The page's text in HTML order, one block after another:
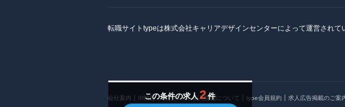
この条件の求人 2件
転職サイトtypeは株式会社キャリアデザインセンターによって運営されて
会社案内 IR情報 自社採用 個人情報について type会員規約 求人広告掲載のご案